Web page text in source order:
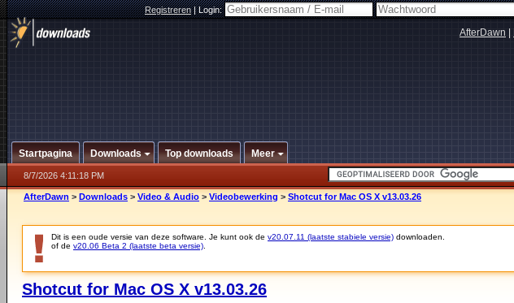
Registreren|Login:
AfterDawn
Startpagina Downloads Top downloads Meer
8/7/2026 4:11:18 PM
AfterDawn > Downloads > Video & Audio > Videobewerking > Shotcut for Mac OS X v13.03.26
Dit is een oude versie van deze software. Je kunt ook de v20.07.11 (laatste stabiele versie) downloaden.
of de v20.06 Beta 2 (laatste beta versie)
Shotcut for Mac OS X v13.03.26